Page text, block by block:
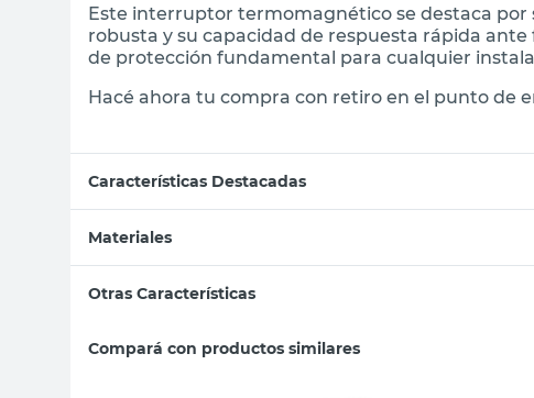
Este interruptor termomagnético se destaca por
robusta y su capacidad de respuesta rápida
de protección fundamental para cualquier
Hacé ahora tu compra con retiro en el punto de
Características Destacadas
Materiales
Otras Características
Compará con productos similares